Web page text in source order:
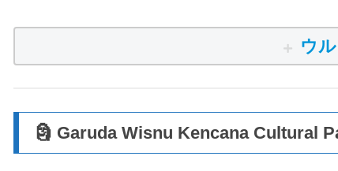
ウ
🗿 Garuda Wisnu Kencana Cultural